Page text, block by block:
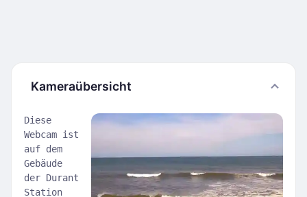
Kameraübersicht
Diese
Webcam ist
auf dem
Gebäude
der Durant
Station